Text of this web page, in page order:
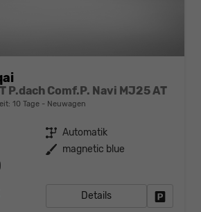
P.dach Comf.P. Navi MJ25 AT
10 Tage Neuwagen
Getriebe Automatik
Außenfarbe magnetic blue
Details